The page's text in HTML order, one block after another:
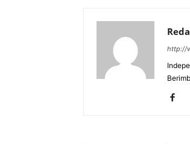
http://